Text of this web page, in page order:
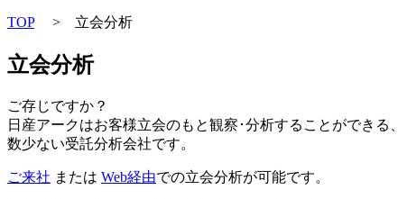
TOP > 立会分析
立会分析
ご存じですか？
日産アークはお客様立会のもと観察･分析することができる、
数少ない受託分析会社です。
ご来社 または Web経由での立会分析が可能です。